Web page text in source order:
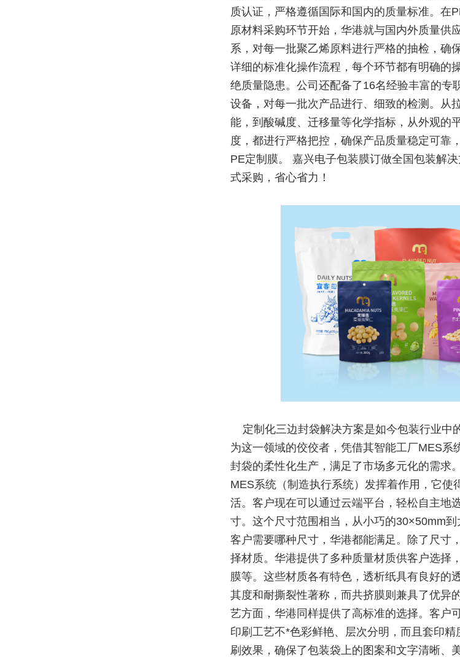
质认证，严格遵循国际和国内的质量标准。在
原材料采购环节开始，华港就与国内外质量供
系，对每一批聚乙烯原料进行严格的抽检，确
详细的标准化操作流程，每个环节都有明确的
绝质量隐患。公司还配备了16名经验丰富的专
设备，对每一批次产品进行、细致的检测。从
能，到酸碱度、迁移量等化学指标，从外观的
度，都进行严格把控，确保产品质量稳定可靠
PE定制膜。 嘉兴电子包装膜订做全国包装解
式采购，省心省力！
定制化三边封袋解决方案是如今包装行业中
为这一领域的佼佼者，凭借其智能工厂MES系
封袋的柔性化生产，满足了市场多元化的需求
MES系统（制造执行系统）发挥着作用，它使
活。客户现在可以通过云端平台，轻松自主地
寸。这个尺寸范围相当，从小巧的30×50mm
客户需要哪种尺寸，华港都能满足。除了尺寸
择材质。华港提供了多种质量材质供客户选择
膜等。这些材质各有特色，透析纸具有良好的
其度和耐撕裂性著称，而共挤膜则兼具了优异
艺方面，华港同样提供了高标准的选择。客户
印刷工艺不*色彩鲜艳、层次分明，而且套印
刷效果，确保了包装袋上的图案和文字清晰、美